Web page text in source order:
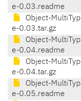
e-0.03.readme
Object-MultiTyp
e-0.03.tar.gz
Object-MultiTyp
e-0.04.readme
Object-MultiTyp
e-0.04.tar.gz
Object-MultiTyp
e-0.05.readme